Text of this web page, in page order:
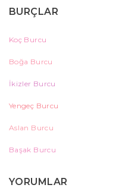
BURÇLAR
Koç Burcu
Boğa Burcu
İkizler Burcu
Yengeç Burcu
Aslan Burcu
Başak Burcu
YORUMLAR